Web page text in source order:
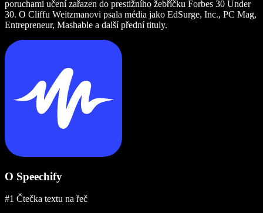
poruchami učení zařazen do prestižního žebříčku Forbes 30 Under
30. O Cliffu Weitzmanovi psala média jako EdSurge, Inc., PC Mag,
Entrepreneur, Mashable a další přední tituly.
O Speechify
#1 Čtečka textu na řeč